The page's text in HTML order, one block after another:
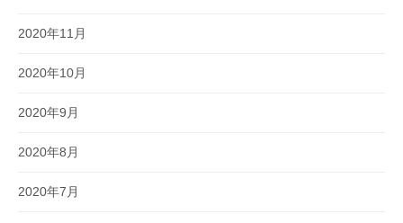
2020年11月
2020年10月
2020年9月
2020年8月
2020年7月